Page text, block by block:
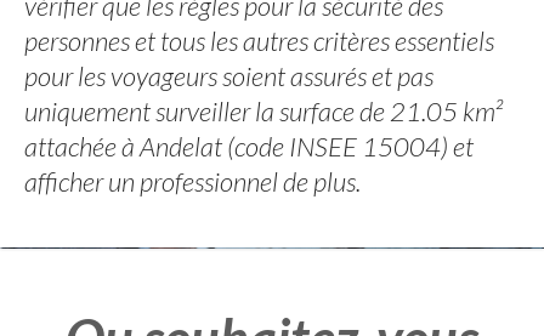
personnes et tous les autres critères essentiels
pour les voyageurs soient assurés et pas
uniquement surveiller la surface de 21.05 km²
attachée à Andelat (code INSEE 15004) et
afficher un professionnel de plus.